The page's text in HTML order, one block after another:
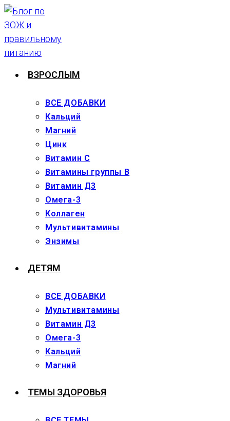
Перейти
к
содержимому
ВЗРОСЛЫМ
ВСЕ ДОБАВКИ
Кальций
Магний
Цинк
Витамин С
Витамины группы В
Витамин Д3
Омега-3
Коллаген
Мультивитамины
Энзимы
ДЕТЯМ
ВСЕ ДОБАВКИ
Мультивитамины
Витамин Д3
Омега-3
Кальций
Магний
ТЕМЫ ЗДОРОВЬЯ